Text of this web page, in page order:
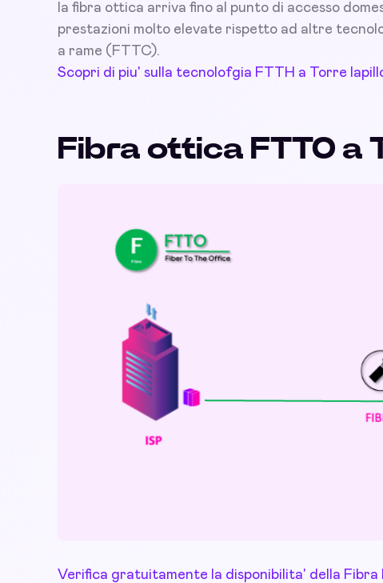
la fibra ottica arriva fino al punto di accesso
prestazioni molto elevate rispetto ad altre
a rame (FTTC).
Scopri di piu' sulla tecnolofgia FTTH a Torre
Fibra ottica FTTO a
Verifica gratuitamente la disponibilita' della Fibra